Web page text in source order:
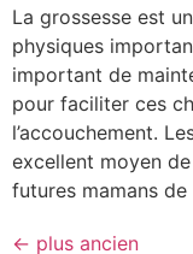
La grossesse est
physiques
important de
pour faciliter ces
l’accouchement.
excellent moyen
futures mamans
← plus ancien